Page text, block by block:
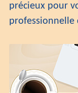
précieux pour
professionnelle